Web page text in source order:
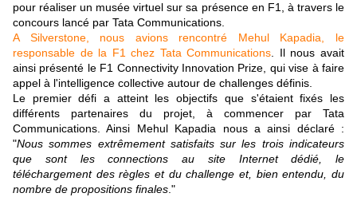
pour réaliser un musée virtuel sur sa présence en F1, à travers le
concours lancé par Tata Communications.
A Silverstone, nous avions rencontré Mehul Kapadia, le
responsable de la F1 chez Tata Communications . Il nous avait
ainsi présenté le F1 Connectivity Innovation Prize, qui vise à faire
appel à l'intelligence collective autour de challenges définis.
Le premier défi a atteint les objectifs que s'étaient fixés les
différents partenaires du projet, à commencer par Tata
Communications. Ainsi Mehul Kapadia nous a ainsi déclaré :
"Nous sommes extrêmement satisfaits sur les trois indicateurs
que sont les connections au site Internet dédié, le
téléchargement des règles et du challenge et, bien entendu, du
nombre de propositions finales ."